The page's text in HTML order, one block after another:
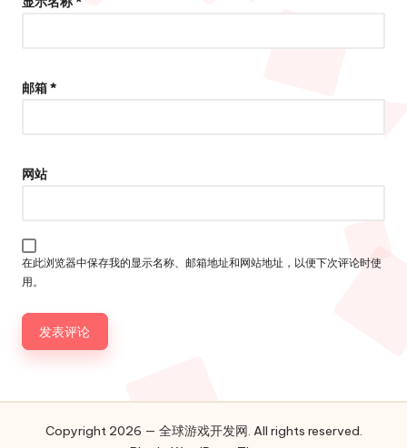
邮箱*
网站
在此浏览器中保存我的显示名称、邮箱地址和网站地址，以便下次评论时使
用。
Copyright 2026 — 全球游戏开发网. All rights reserved.